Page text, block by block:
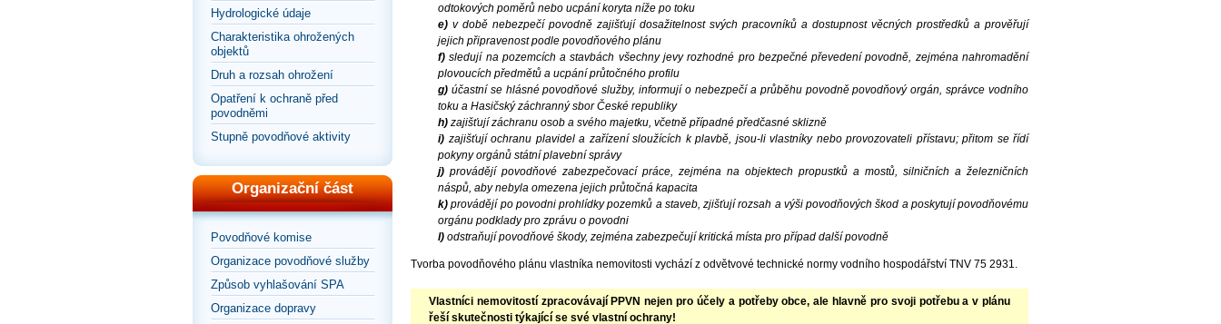
Hydrologické údaje
Charakteristika ohrožených
objektů
Druh a rozsah ohrožení
Opatření k ochraně před
povodněmi
Stupně povodňové aktivity
Organizační část
Povodňové komise
Organizace povodňové služby
Způsob vyhlašování SPA
Organizace dopravy
odtokových poměrů nebo ucpání koryta níže po toku
e) v době nebezpečí povodně zajišťují dosažitelnost svých pracovníků a dostupnost věcných prostředků a prověřují
jejich připravenost podle povodňového plánu
f) sledují na pozemcích a stavbách všechny jevy rozhodné pro bezpečné převedení povodně, zejména nahromadění
plovoucích předmětů a ucpání průtočného profilu
g) účastní se hlásné povodňové služby, informují o nebezpečí a průběhu povodně povodňový orgán, správce vodního
toku a Hasičský záchranný sbor České republiky
h) zajišťují záchranu osob a svého majetku, včetně případné předčasné sklizně
i) zajišťují ochranu plavidel a zařízení sloužících k plavbě, jsou-li vlastníky nebo provozovateli přístavu; přitom se řídí
pokyny orgánů státní plavební správy
j) provádějí povodňové zabezpečovací práce, zejména na objektech propustků a mostů, silničních a železničních
náspů, aby nebyla omezena jejich průtočná kapacita
k) provádějí po povodni prohlídky pozemků a staveb, zjišťují rozsah a výši povodňových škod a poskytují povodňovému
orgánu podklady pro zprávu o povodni
l) odstraňují povodňové škody, zejména zabezpečují kritická místa pro případ další povodně
Tvorba povodňového plánu vlastníka nemovitosti vychází z odvětvové technické normy vodního hospodářství TNV 75 2931.
Vlastníci nemovitostí zpracovávají PPVN nejen pro účely a potřeby obce, ale hlavně pro svoji potřebu a v plánu
řeší skutečnosti týkající se své vlastní ochrany!